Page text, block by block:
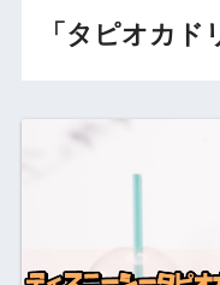
「タピオカ